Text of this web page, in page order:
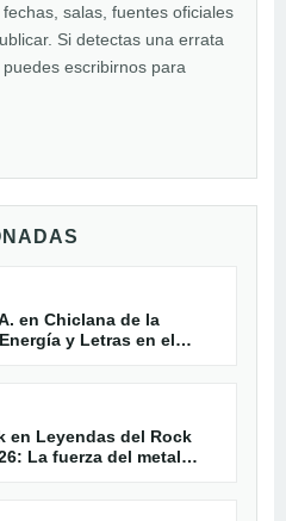
salas, fuentes oficiales
Si detectas una errata
escribirnos para
en Chiclana de la
y Letras en el
en Leyendas del Rock
La fuerza del metal